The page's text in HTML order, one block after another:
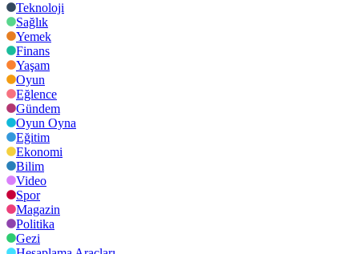
Teknoloji
Sağlık
Yemek
Finans
Yaşam
Oyun
Eğlence
Gündem
Oyun Oyna
Eğitim
Ekonomi
Bilim
Video
Spor
Magazin
Politika
Gezi